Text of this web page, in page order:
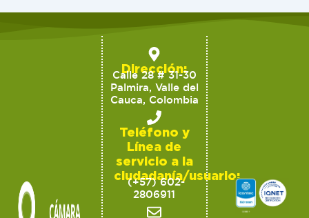
Dirección:
Calle 28 # 31-30
Palmira, Valle del
Cauca, Colombia
Teléfono y
Línea de
servicio a la
ciudadanía/usuario:
(+57) 602-
2806911